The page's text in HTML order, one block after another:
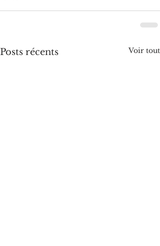
Posts récents Voir tout